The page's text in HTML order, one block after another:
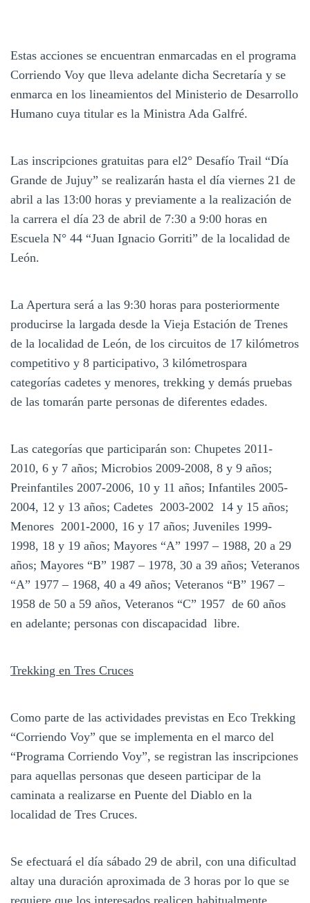
Estas acciones se encuentran enmarcadas en el programa
Corriendo Voy que lleva adelante dicha Secretaría y se
enmarca en los lineamientos del Ministerio de Desarrollo
Humano cuya titular es la Ministra Ada Galfré.
Las inscripciones gratuitas para el2° Desafío Trail “Día
Grande de Jujuy” se realizarán hasta el día viernes 21 de
abril a las 13:00 horas y previamente a la realización de
la carrera el día 23 de abril de 7:30 a 9:00 horas en
Escuela N° 44 “Juan Ignacio Gorriti” de la localidad de
León.
La Apertura será a las 9:30 horas para posteriormente
producirse la largada desde la Vieja Estación de Trenes
de la localidad de León, de los circuitos de 17 kilómetros
competitivo y 8 participativo, 3 kilómetrospara
categorías cadetes y menores, trekking y demás pruebas
de las tomarán parte personas de diferentes edades.
Las categorías que participarán son: Chupetes 2011-
2010, 6 y 7 años; Microbios 2009-2008, 8 y 9 años;
Preinfantiles 2007-2006, 10 y 11 años; Infantiles 2005-
2004, 12 y 13 años; Cadetes 2003-2002 14 y 15 años;
Menores 2001-2000, 16 y 17 años; Juveniles 1999-
1998, 18 y 19 años; Mayores “A” 1997 – 1988, 20 a 29
años; Mayores “B” 1987 – 1978, 30 a 39 años; Veteranos
“A” 1977 – 1968, 40 a 49 años; Veteranos “B” 1967 –
1958 de 50 a 59 años, Veteranos “C” 1957 de 60 años
en adelante; personas con discapacidad libre.
Trekking en Tres Cruces
Como parte de las actividades previstas en Eco Trekking
“Corriendo Voy” que se implementa en el marco del
“Programa Corriendo Voy”, se registran las inscripciones
para aquellas personas que deseen participar de la
caminata a realizarse en Puente del Diablo en la
localidad de Tres Cruces.
Se efectuará el día sábado 29 de abril, con una dificultad
altay una duración aproximada de 3 horas por lo que se